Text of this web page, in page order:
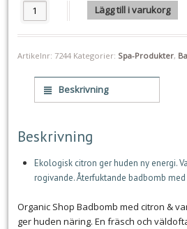
Sun Kiss Organic Lemon & Organic
Lägg till i varukorg
Artikelnr: 7244 Kategorier: Spa-Produkter,
Beskrivning
Beskrivning
Ekologisk citron ger huden ny energi.
rogivande. Återfuktande badbomb
Organic Shop Badbomb med citron &
ger huden näring. En fräsch och